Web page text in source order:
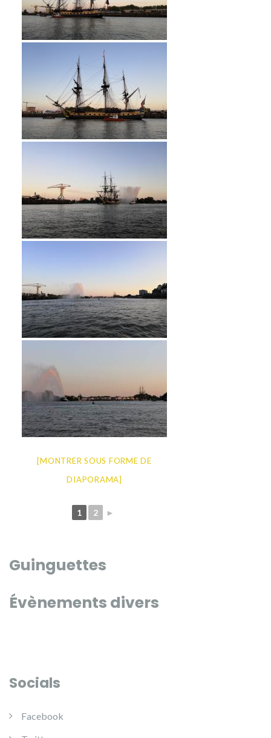
[MONTRER SOUS FORME DE
DIAPORAMA]
1 2 ►
Guinguettes
Évènements divers
Socials
Facebook